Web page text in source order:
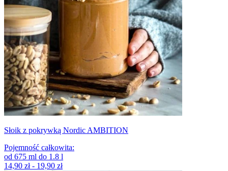
Słoik z pokrywką Nordic AMBITION
Pojemność całkowita:
od 675 ml do 1.8 l
14,90 zł - 19,90 zł